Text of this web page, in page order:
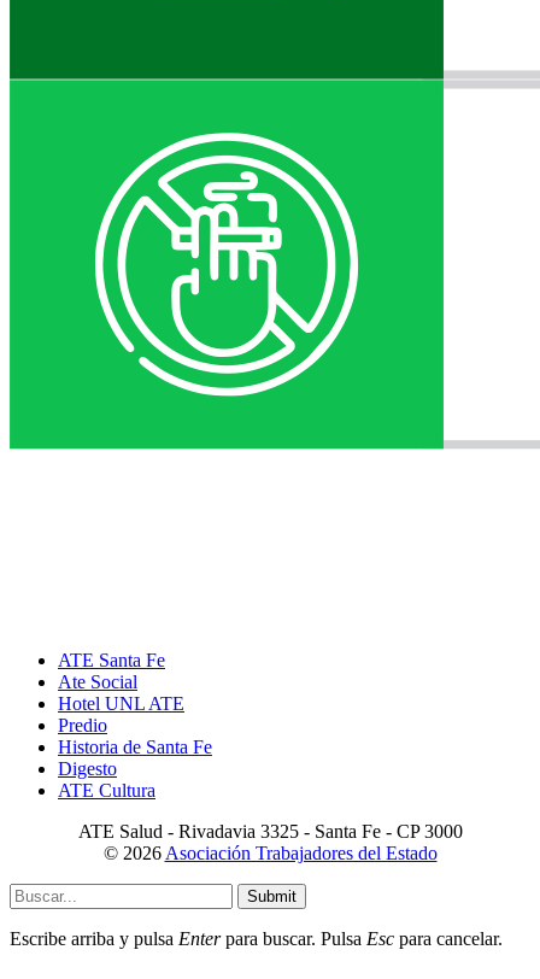
ATE Santa Fe
Hotel UNL ATE
Predio
Historia de Santa Fe